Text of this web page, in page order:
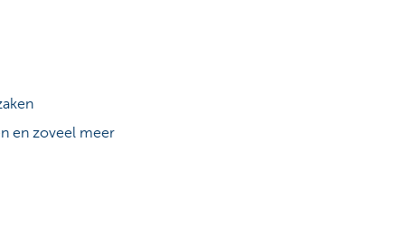
en zoveel meer